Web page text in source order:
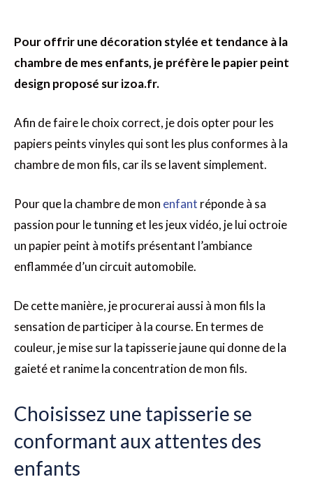
Pour offrir une décoration stylée et tendance à la
chambre de mes enfants, je préfère le papier peint
design proposé sur izoa.fr.
Afin de faire le choix correct, je dois opter pour les
papiers peints vinyles qui sont les plus conformes à la
chambre de mon fils, car ils se lavent simplement.
Pour que la chambre de mon enfant réponde à sa
passion pour le tunning et les jeux vidéo, je lui octroie
un papier peint à motifs présentant l’ambiance
enflammée d’un circuit automobile.
De cette manière, je procurerai aussi à mon fils la
sensation de participer à la course. En termes de
couleur, je mise sur la tapisserie jaune qui donne de la
gaieté et ranime la concentration de mon fils.
Choisissez une tapisserie se
conformant aux attentes des
enfants